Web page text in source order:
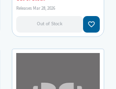
Releases Mar 28, 2026
Out of Stock favorite_border